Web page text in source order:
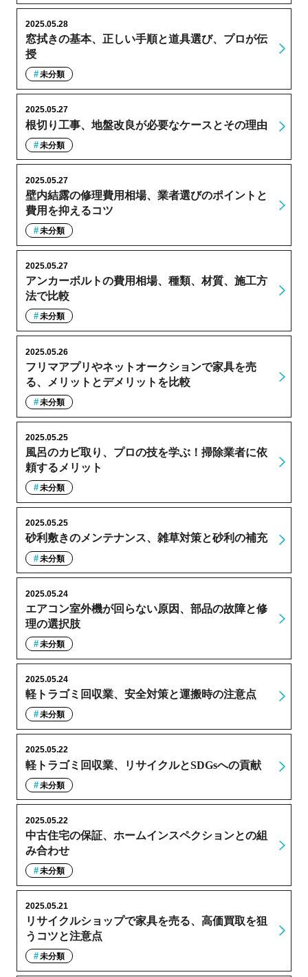
窓拭きの基本、正しい手順と道具選び、プロが伝
授
2025.05.28
未分類
根切り工事、地盤改良が必要なケースとその理由
2025.05.27
未分類
壁内結露の修理費用相場、業者選びのポイントと
費用を抑えるコツ
2025.05.27
未分類
アンカーボルトの費用相場、種類、材質、施工方
法で比較
2025.05.27
未分類
フリマアプリやネットオークションで家具を売
る、メリットとデメリットを比較
2025.05.26
未分類
風呂のカビ取り、プロの技を学ぶ！掃除業者に依
頼するメリット
2025.05.25
未分類
砂利敷きのメンテナンス、雑草対策と砂利の補充
2025.05.25
未分類
エアコン室外機が回らない原因、部品の故障と修
理の選択肢
2025.05.24
未分類
軽トラゴミ回収業、安全対策と運搬時の注意点
2025.05.24
未分類
軽トラゴミ回収業、リサイクルとSDGsへの貢献
2025.05.22
未分類
中古住宅の保証、ホームインスペクションとの組
み合わせ
2025.05.22
未分類
リサイクルショップで家具を売る、高価買取を狙
うコツと注意点
2025.05.21
未分類